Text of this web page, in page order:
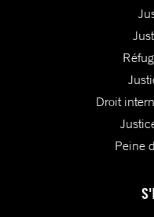
Droit
Peine